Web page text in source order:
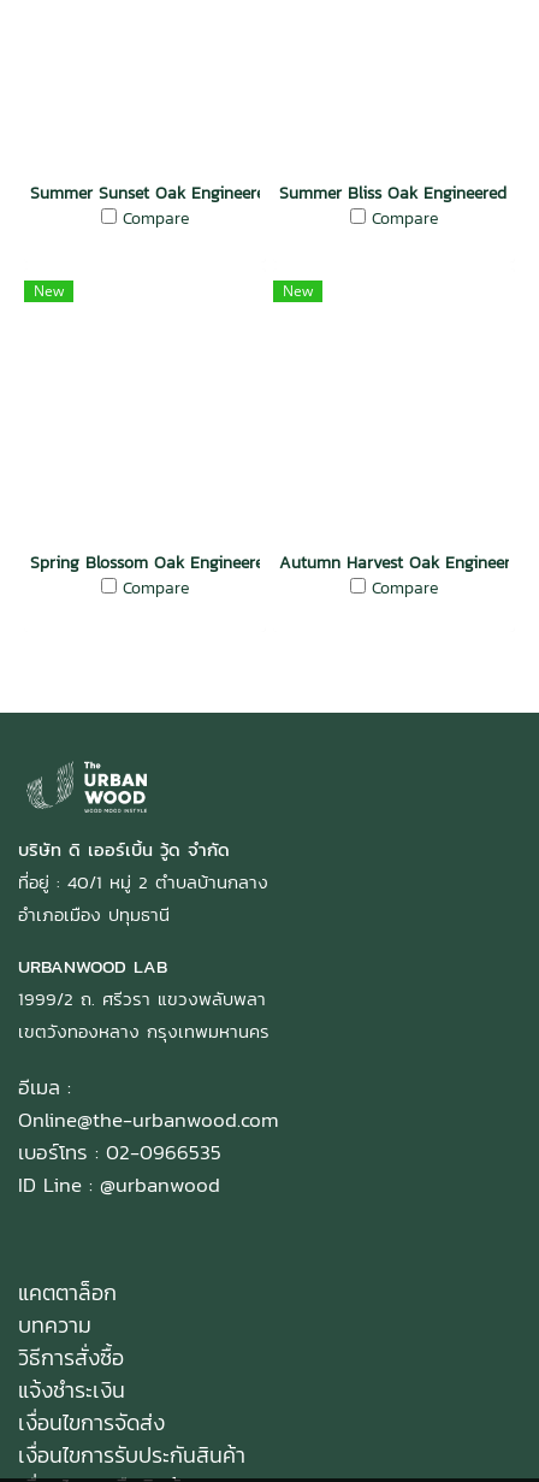
Summer Sunset Oak Engineered Floor
Compare
Summer Bliss Oak Engineered
Compare
New
Spring Blossom Oak Engineered Floor
Compare
New
Autumn Harvest Oak Engineered
Compare
บริษัท ดิ เออร์เบิ้น วู้ด จำกัด
ที่อยู่ : 40/1 หมู่ 2 ตำบลบ้านกลาง
อำเภอเมือง ปทุมธานี
URBANWOOD LAB
1999/2 ถ. ศรีวรา แขวงพลับพลา
เขตวังทองหลาง กรุงเทพมหานคร
อีเมล :
Online@the-urbanwood.com
เบอร์โทร : 02-0966535
ID Line : @urbanwood
แคตตาล็อก
บทความ
วิธีการสั่งซื้อ
แจ้งชำระเงิน
เงื่อนไขการจัดส่ง
เงื่อนไขการรับประกันสินค้า